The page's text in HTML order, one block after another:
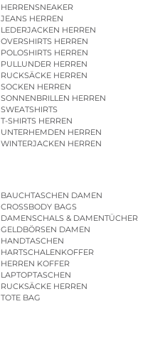
HERRENSNEAKER
JEANS HERREN
LEDERJACKEN HERREN
OVERSHIRTS HERREN
POLOSHIRTS HERREN
PULLUNDER HERREN
RUCKSÄCKE HERREN
SOCKEN HERREN
SONNENBRILLEN HERREN
SWEATSHIRTS
T-SHIRTS HERREN
UNTERHEMDEN HERREN
WINTERJACKEN HERREN
BAUCHTASCHEN DAMEN
CROSSBODY BAGS
DAMENSCHALS & DAMENTÜCHER
GELDBÖRSEN DAMEN
HANDTASCHEN
HARTSCHALENKOFFER
HERREN KOFFER
LAPTOPTASCHEN
RUCKSÄCKE HERREN
TOTE BAG